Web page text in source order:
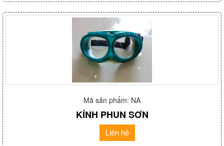
Mã sản phẩm: NA
KÍNH PHUN SƠN
Liên hệ